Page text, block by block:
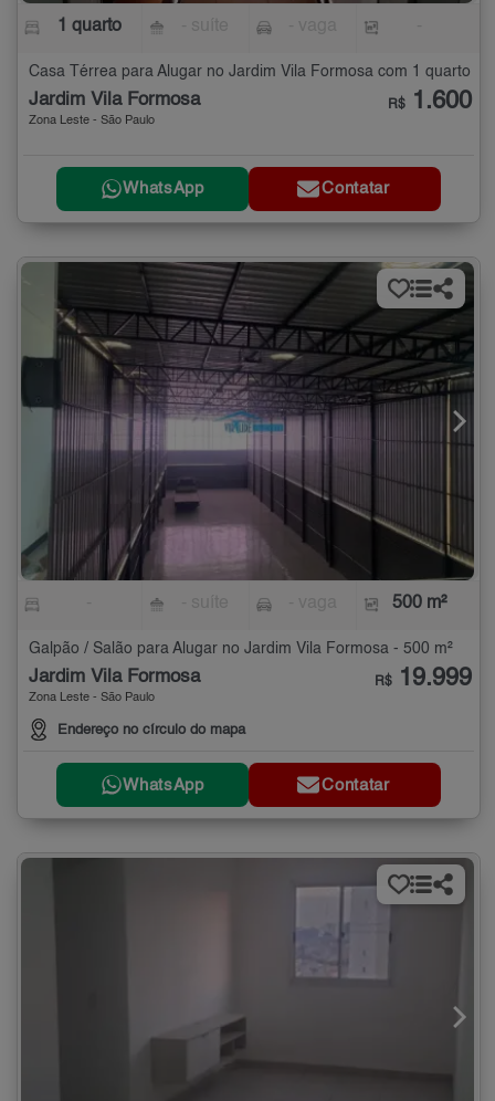
1 quarto
Casa Térrea para Alugar no Jardim Vila Formosa com 1 quarto
Jardim Vila Formosa
Zona Leste - São Paulo
R$ 1.600
WhatsApp Contatar
500 m²
Galpão / Salão para Alugar no Jardim Vila Formosa - 500 m²
Jardim Vila Formosa
Zona Leste - São Paulo
Endereço no círculo do mapa
R$ 19.999
WhatsApp Contatar